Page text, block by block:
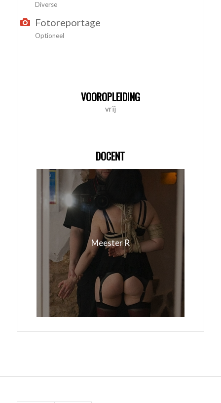
Diverse
Fotoreportage
Optioneel
VOOROPLEIDING
vrij
DOCENT
Meester R